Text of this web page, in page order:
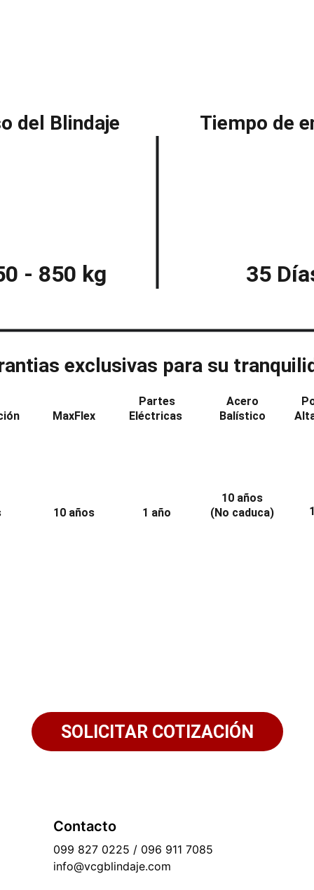
exclusivas para su
1 año
Partes
Eléctricas
MaxFlex
Acero
Balístico
10 años
10 años
(No caduca)
del Blindaje
- 850 kg
Tiempo de
35
SOLICITAR COTIZACIÓN
Contacto
099 827 0225 / 096 911 7085
info@vcgblindaje.com